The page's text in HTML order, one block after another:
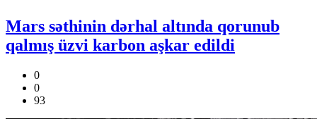
Mars səthinin dərhal altında qorunub
qalmış üzvi karbon aşkar edildi
0
0
93